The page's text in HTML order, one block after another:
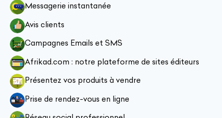
Messagerie instantanée
Avis clients
Campagnes Emails et SMS
Afrikad.com : notre plateforme de sites éditeurs
Présentez vos produits à vendre
Prise de rendez-vous en ligne